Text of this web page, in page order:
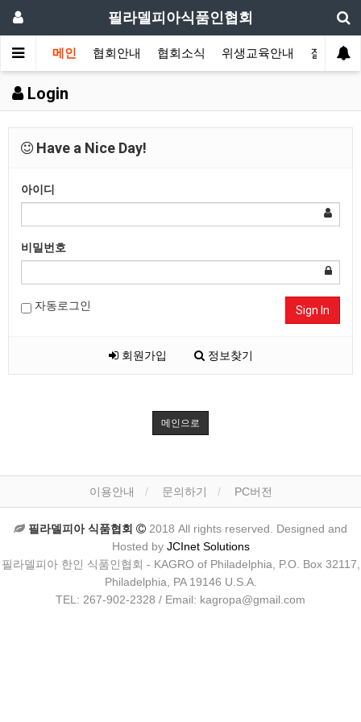
필라델피아식품인협회
메인 협회안내 협회소식 위생교육안내 질의답변
Login
Have a Nice Day!
아이디
비밀번호
자동로그인 Sign In
회원가입 정보찾기
메인으로
이용안내 문의하기 PC버전
필라델피아 식품협회
2018 All rights reserved. Designed and
Hosted by JCInet Solutions
필라델피아 한인 식품인협회 - KAGRO of Philadelphia, P.O. Box 32117,
Philadelphia, PA 19146 U.S.A.
TEL: 267-902-2328 / Email: kagropa@gmail.com